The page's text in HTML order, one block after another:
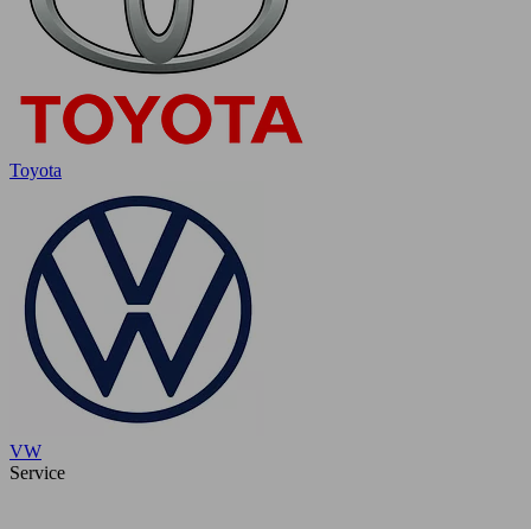
Toyota
VW
Service